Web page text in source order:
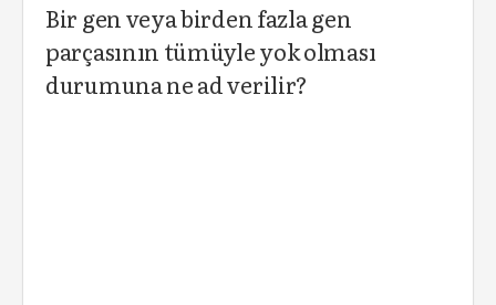
Bir gen veya birden fazla gen
parçasının tümüyle yok olması
durumuna ne ad verilir?